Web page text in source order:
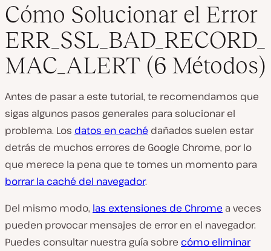
Cómo Solucionar el Error
ERR_SSL_BAD_RECORD_
MAC_ALERT (6 Métodos)
Antes de pasar a este tutorial, te recomendamos que
sigas algunos pasos generales para solucionar el
problema. Los datos en caché dañados suelen estar
detrás de muchos errores de Google Chrome, por lo
que merece la pena que te tomes un momento para
borrar la caché del navegador.
Del mismo modo, las extensiones de Chrome a veces
pueden provocar mensajes de error en el navegador.
Puedes consultar nuestra guía sobre cómo eliminar